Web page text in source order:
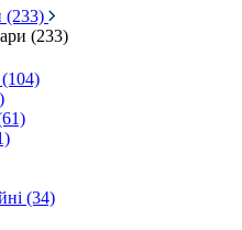
(233)
(233)
(34)